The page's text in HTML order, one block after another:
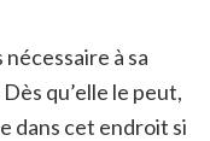
à sa
qu’elle le peut,
dans cet endroit si